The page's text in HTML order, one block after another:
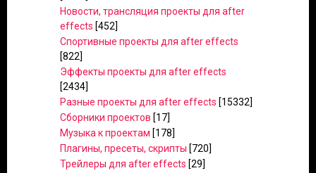
Новости, трансляция проекты для after
effects [452]
Спортивные проекты для after effects
[822]
Эффекты проекты для after effects
[2434]
Разные проекты для after effects [15332]
Сборники проектов [17]
Музыка к проектам [178]
Плагины, пресеты, скрипты [720]
Трейлеры для after effects [29]